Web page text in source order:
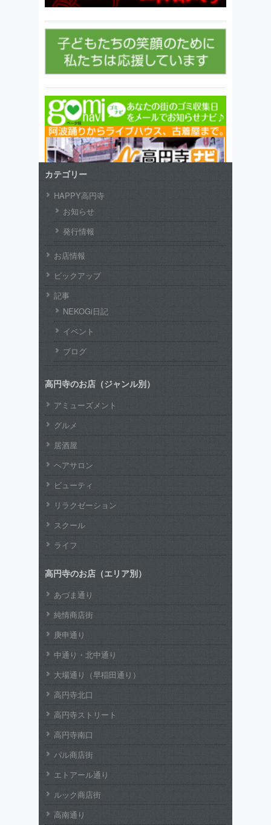
カテゴリー
HAPPY高円寺
お知らせ
発行情報
お店情報
ピックアップ
記事
NEKOGi日記
イベント
ブログ
高円寺のお店（ジャンル別）
アミューズメント
グルメ
居酒屋
ヘアサロン
ビューティ
リラクゼーション
スクール
ライフ
高円寺のお店（エリア別）
あづま通り
純情商店街
庚申通り
中通り・北中通り
大場通り（早稲田通り）
高円寺北口
高円寺ストリート
高円寺南口
パル商店街
エトアール通り
ルック商店街
高南通り